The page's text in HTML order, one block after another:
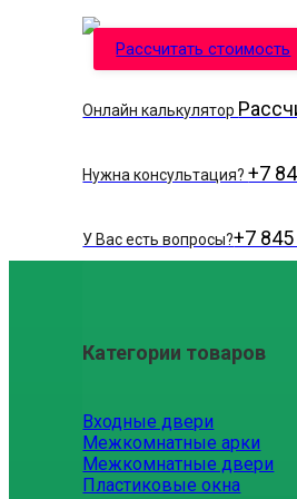
Рассчитать стоимость
Онлайн калькулятор
Нужна консультация?+7
У Вас есть вопросы?+7
Категории товаров
Входные двери
Межкомнатные арки
Межкомнатные двери
Пластиковые окна